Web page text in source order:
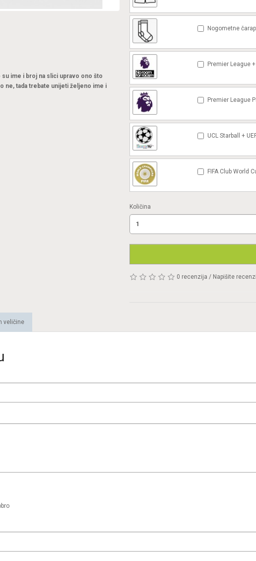
su ime i broj na slici upravo ono što
ne, tada trebate unijeti željeno ime i
Nogometne
Premier League
Premier League
UCL Starball +
FIFA Club World
Količina
0 recenzija / Napišite
veličine